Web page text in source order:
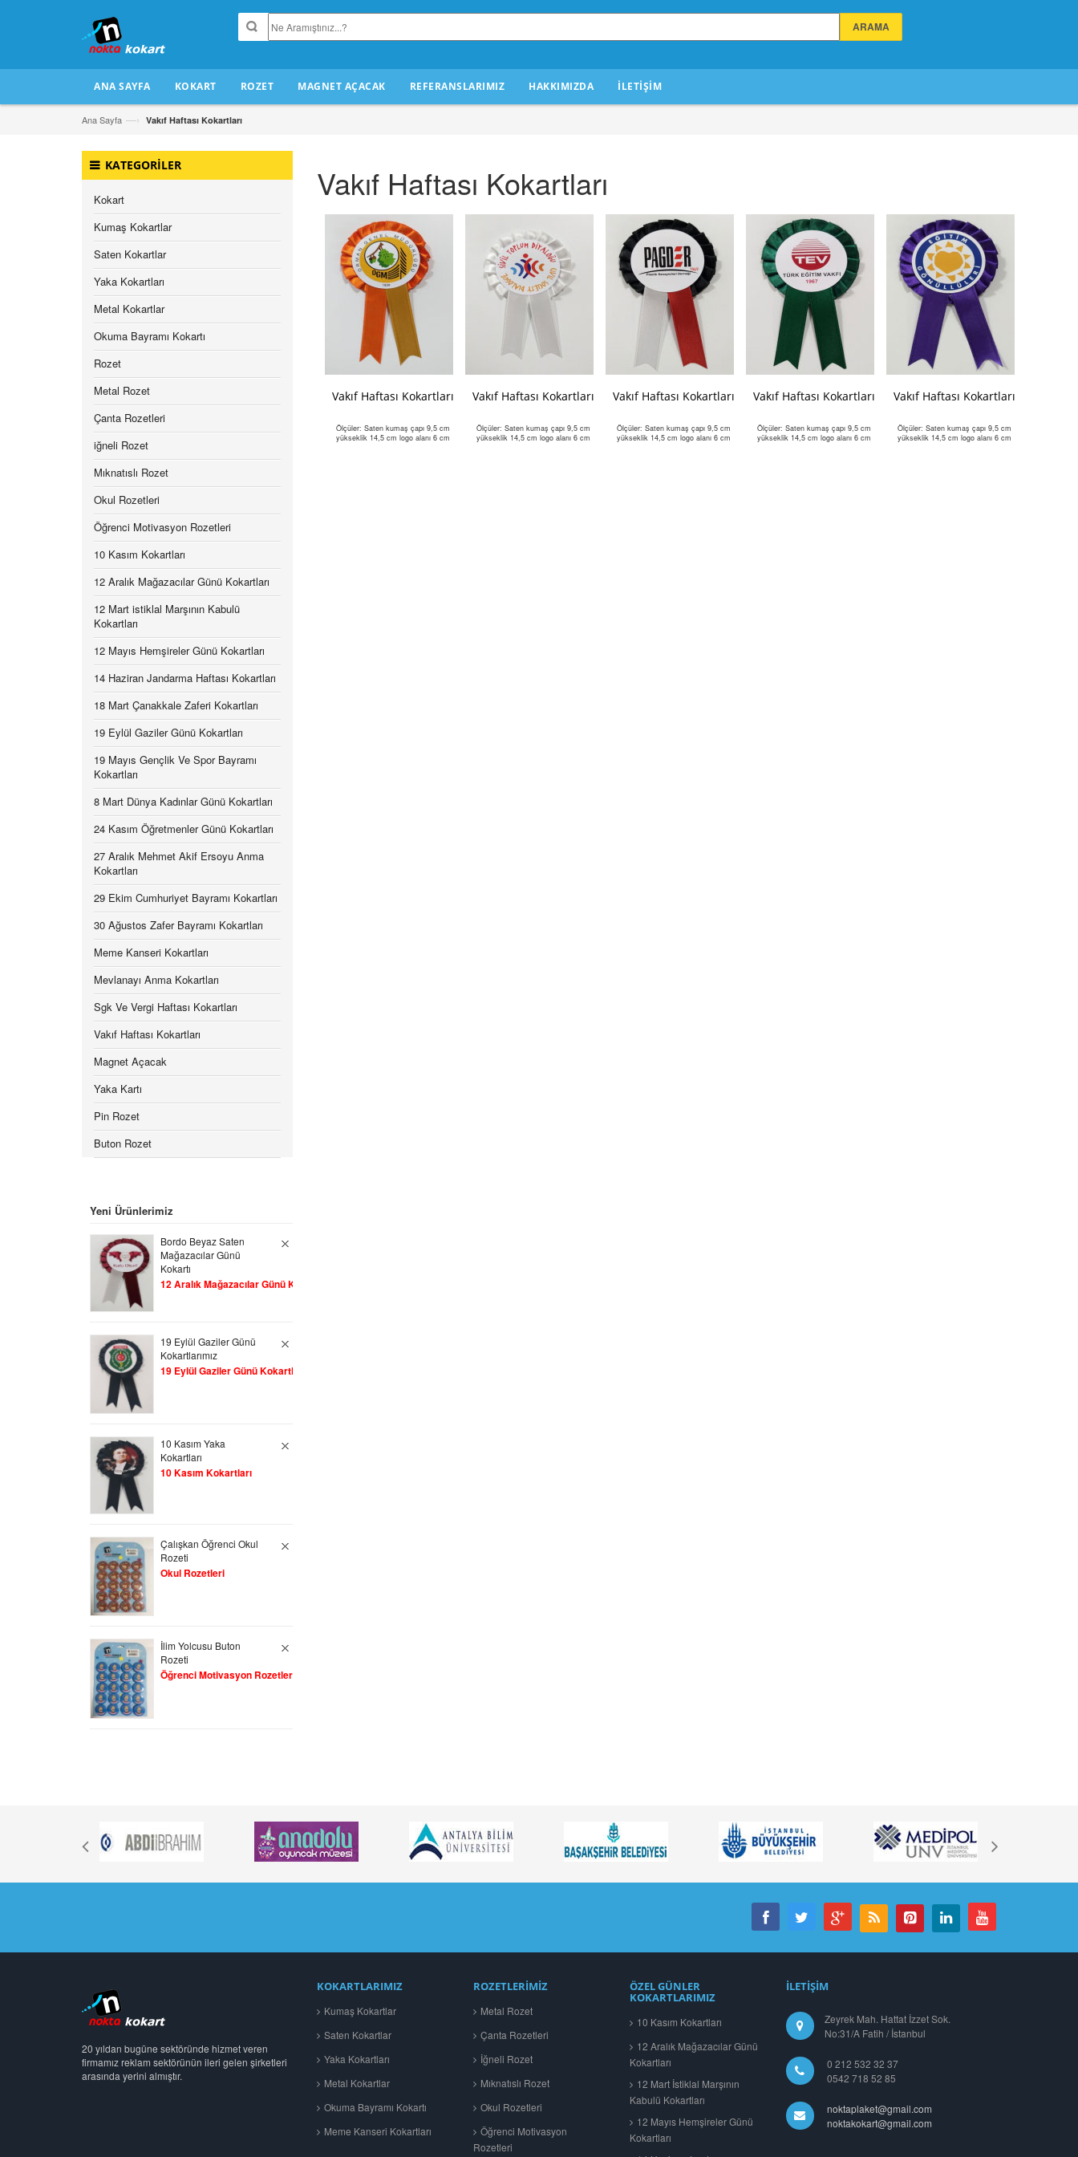
ANA SAYFA KOKART ROZET MAGNET AÇACAK REFERANSLARIMIZ HAKKIMIZDA İLETİŞİM
Ana Sayfa —› Vakıf Haftası Kokartları
Vakıf Haftası Kokartları
Vakıf Haftası Kokartları
Ölçüler: Saten kumaş çapı 9,5 cm
yükseklik 14,5 cm logo alanı 6 cm
Vakıf Haftası Kokartları
Ölçüler: Saten kumaş çapı 9,5 cm
yükseklik 14,5 cm logo alanı 6 cm
Vakıf Haftası Kokartları
Ölçüler: Saten kumaş çapı 9,5 cm
yükseklik 14,5 cm logo alanı 6 cm
Vakıf Haftası Kokartları
Ölçüler: Saten kumaş çapı 9,5 cm
yükseklik 14,5 cm logo alanı 6 cm
Vakıf Haftası Kokartları
Ölçüler: Saten kumaş çapı 9,5 cm
yükseklik 14,5 cm logo alanı 6 cm
KATEGORİLER
Kokart
Kumaş Kokartlar
Saten Kokartlar
Yaka Kokartları
Metal Kokartlar
Okuma Bayramı Kokartı
Rozet
Metal Rozet
Çanta Rozetleri
iğneli Rozet
Mıknatıslı Rozet
Okul Rozetleri
Öğrenci Motivasyon Rozetleri
10 Kasım Kokartları
12 Aralık Mağazacılar Günü Kokartları
12 Mart istiklal Marşının Kabulü
Kokartları
12 Mayıs Hemşireler Günü Kokartları
14 Haziran Jandarma Haftası Kokartları
18 Mart Çanakkale Zaferi Kokartları
19 Eylül Gaziler Günü Kokartları
19 Mayıs Gençlik Ve Spor Bayramı
Kokartları
8 Mart Dünya Kadınlar Günü Kokartları
24 Kasım Öğretmenler Günü Kokartları
27 Aralık Mehmet Akif Ersoyu Anma
Kokartları
29 Ekim Cumhuriyet Bayramı Kokartları
30 Ağustos Zafer Bayramı Kokartları
Meme Kanseri Kokartları
Mevlanayı Anma Kokartları
Sgk Ve Vergi Haftası Kokartları
Vakıf Haftası Kokartları
Magnet Açacak
Yaka Kartı
Pin Rozet
Buton Rozet
Yeni Ürünlerimiz
Bordo Beyaz Saten
Mağazacılar Günü
Kokartı
12 Aralık Mağazacılar Günü Kokartları
19 Eylül Gaziler Günü
Kokartlarımız
19 Eylül Gaziler Günü Kokartları
10 Kasım Yaka
Kokartları
10 Kasım Kokartları
Çalışkan Öğrenci Okul
Rozeti
Okul Rozetleri
İlim Yolcusu Buton
Rozeti
Öğrenci Motivasyon Rozetleri
20 yıldan bugüne sektöründe hizmet veren
firmamız reklam sektörünün ileri gelen şirketleri
arasında yerini almıştır.
KOKARTLARIMIZ
Kumaş Kokartlar
Saten Kokartlar
Yaka Kokartları
Metal Kokartlar
Okuma Bayramı Kokartı
Meme Kanseri Kokartları
ROZETLERİMİZ
Metal Rozet
Çanta Rozetleri
İğneli Rozet
Mıknatıslı Rozet
Okul Rozetleri
Öğrenci Motivasyon
Rozetleri
ÖZEL GÜNLER
KOKARTLARIMIZ
10 Kasım Kokartları
12 Aralık Mağazacılar Günü
Kokartları
12 Mart İstiklal Marşının
Kabulü Kokartları
12 Mayıs Hemşireler Günü
Kokartları
İLETİŞİM
Zeyrek Mah. Hattat İzzet Sok.
No:31/A Fatih / İstanbul
0 212 532 32 37
0542 718 52 85
noktaplaket@gmail.com
noktakokart@gmail.com